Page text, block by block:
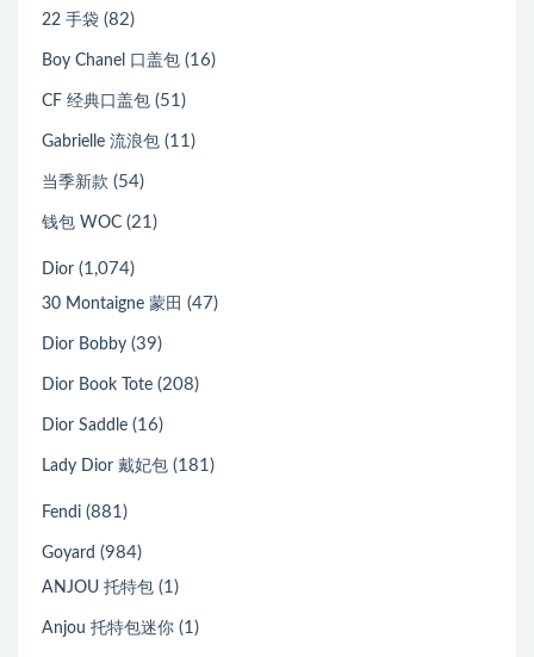
22 手袋 (82)
Boy Chanel 口盖包 (16)
CF 经典口盖包 (51)
Gabrielle 流浪包 (11)
当季新款 (54)
钱包 WOC (21)
Dior (1,074)
30 Montaigne 蒙田 (47)
Dior Bobby (39)
Dior Book Tote (208)
Dior Saddle (16)
Lady Dior 戴妃包 (181)
Fendi (881)
Goyard (984)
ANJOU 托特包 (1)
Anjou 托特包迷你 (1)